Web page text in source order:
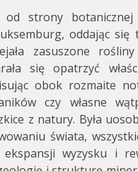
od strony
oddając
zasuszone
się opatrzyć
obok rozmaite
czy własne
z natury. Była
świata,
ekspansji wyzysku i